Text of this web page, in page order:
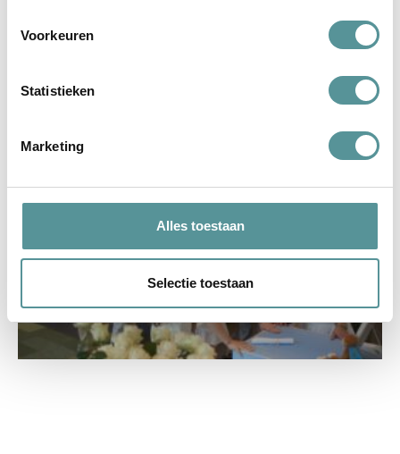
Voorkeuren
Statistieken
Marketing
Alles toestaan
Selectie toestaan